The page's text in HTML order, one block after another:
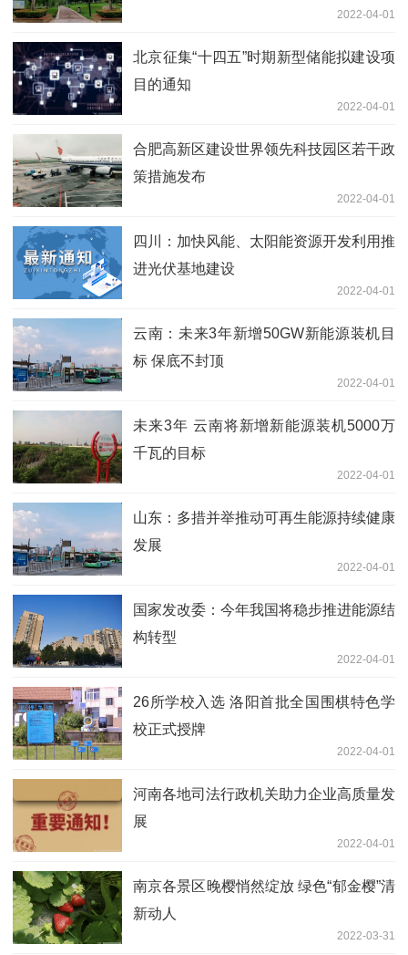
2022-04-01
北京征集“十四五”时期新型储能拟建设项
目的通知
2022-04-01
合肥高新区建设世界领先科技园区若干政
策措施发布
2022-04-01
四川：加快风能、太阳能资源开发利用推
进光伏基地建设
2022-04-01
云南：未来3年新增50GW新能源装机目
标 保底不封顶
2022-04-01
未来3年 云南将新增新能源装机5000万
千瓦的目标
2022-04-01
山东：多措并举推动可再生能源持续健康
发展
2022-04-01
国家发改委：今年我国将稳步推进能源结
构转型
2022-04-01
26所学校入选 洛阳首批全国围棋特色学
校正式授牌
2022-04-01
河南各地司法行政机关助力企业高质量发
展
2022-04-01
南京各景区晚樱悄然绽放 绿色“郁金樱”清
新动人
2022-03-31